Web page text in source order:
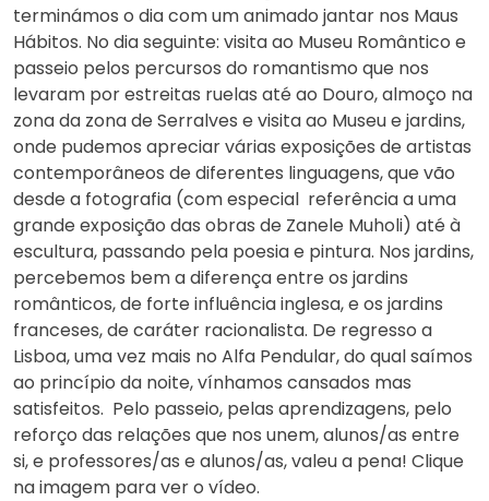
terminámos o dia com um animado jantar nos Maus
Hábitos. No dia seguinte: visita ao Museu Romântico e
passeio pelos percursos do romantismo que nos
levaram por estreitas ruelas até ao Douro, almoço na
zona da zona de Serralves e visita ao Museu e jardins,
onde pudemos apreciar várias exposições de artistas
contemporâneos de diferentes linguagens, que vão
desde a fotografia (com especial referência a uma
grande exposição das obras de Zanele Muholi) até à
escultura, passando pela poesia e pintura. Nos jardins,
percebemos bem a diferença entre os jardins
românticos, de forte influência inglesa, e os jardins
franceses, de caráter racionalista. De regresso a
Lisboa, uma vez mais no Alfa Pendular, do qual saímos
ao princípio da noite, vínhamos cansados mas
satisfeitos. Pelo passeio, pelas aprendizagens, pelo
reforço das relações que nos unem, alunos/as entre
si, e professores/as e alunos/as, valeu a pena! Clique
na imagem para ver o vídeo.